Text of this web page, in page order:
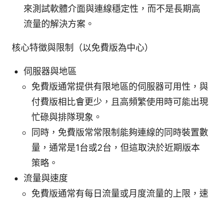
來測試軟體介面與連線穩定性，而不是長期高
流量的解決方案。
核⼼特徵與限制（以免費版為中心）
伺服器與地區
免費版通常提供有限地區的伺服器可用性，與
付費版相比會更少，且高頻繁使用時可能出現
忙碌與排隊現象。
同時，免費版常常限制能夠連線的同時裝置數
量，通常是1台或2台，但這取決於近期版本
策略。
流量與速度
免費版通常有每日流量或月度流量的上限，速